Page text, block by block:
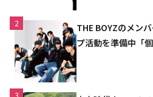
2
THE BOYZのメン
プ活動を準備中「